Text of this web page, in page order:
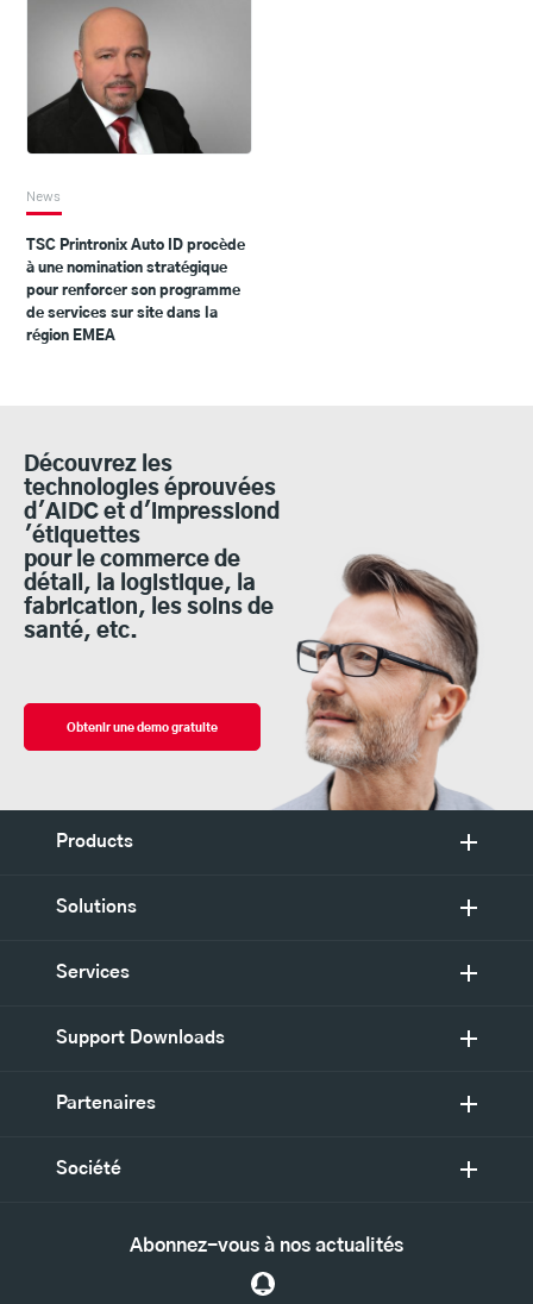
News
TSC Printronix Auto ID procède
à une nomination stratégique
pour renforcer son programme
de services sur site dans la
région EMEA
Découvrez les
technologies éprouvées
d'AIDC et d'impressiond
'étiquettes
pour le commerce de
détail, la logistique, la
fabrication, les soins de
santé, etc.
Obtenir une demo gratuite
Products
Solutions
Services
Support Downloads
Partenaires
Société
Abonnez-vous à nos actualités